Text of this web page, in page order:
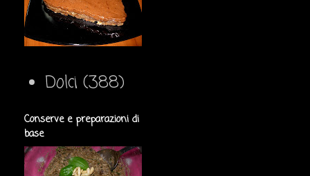
Dolci (388)
Conserve e preparazioni di
base